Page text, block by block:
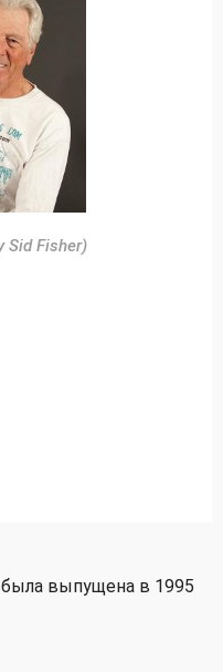
Sid Fisher)
была выпущена в 1995